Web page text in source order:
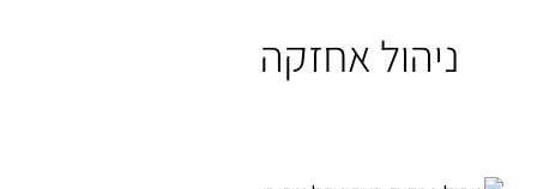
ניהול אחזקה